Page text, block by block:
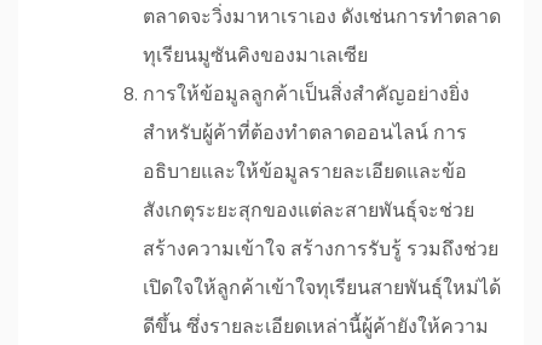
ตลาดจะวิ่งมาหาเราเอง ดังเช่นการทำตลาด
ทุเรียนมูซันคิงของมาเลเซีย
การให้ข้อมูลลูกค้าเป็นสิ่งสำคัญอย่างยิ่ง
สำหรับผู้ค้าที่ต้องทำตลาดออนไลน์ การ
อธิบายและให้ข้อมูลรายละเอียดและข้อ
สังเกตุระยะสุกของแต่ละสายพันธุ์จะช่วย
สร้างความเข้าใจ สร้างการรับรู้ รวมถึงช่วย
เปิดใจให้ลูกค้าเข้าใจทุเรียนสายพันธุ์ใหม่ได้
ดีขึ้น ซึ่งรายละเอียดเหล่านี้ผู้ค้ายังให้ความ